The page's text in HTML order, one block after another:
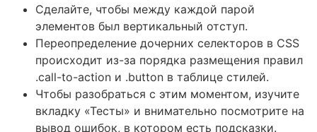
Сделайте, чтобы между каждой парой
элементов был вертикальный отступ.
Переопределение дочерних селекторов в CSS
происходит из-за порядка размещения правил
.call-to-action и .button в таблице стилей.
Чтобы разобраться с этим моментом, изучите
вкладку «Тесты» и внимательно посмотрите на
вывод ошибок, в котором есть подсказки.